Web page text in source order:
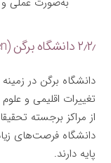
۲٫۲٫ دانشگاه برگن (University of Bergen)
دانشگاه برگن در
تغییرات اقلیمی و
از مراکز برجسته
دانشگاه فرصت‌های
پایه دارند.